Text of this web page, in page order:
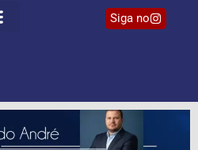
Siga no